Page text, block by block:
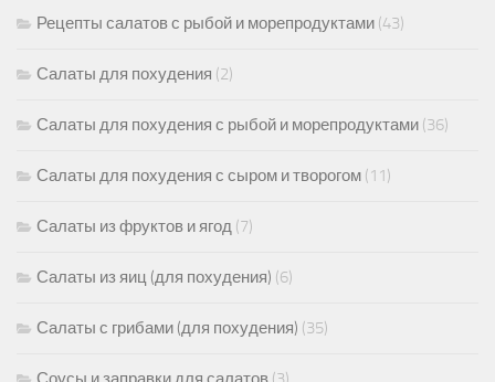
Рецепты салатов с рыбой и морепродуктами (43)
Салаты для похудения (2)
Салаты для похудения с рыбой и морепродуктами (36)
Салаты для похудения с сыром и творогом (11)
Салаты из фруктов и ягод (7)
Салаты из яиц (для похудения) (6)
Салаты с грибами (для похудения) (35)